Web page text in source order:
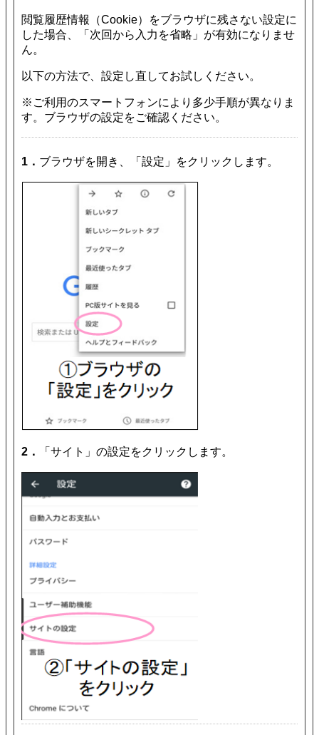
閲覧履歴情報（Cookie）をブラウザに残さない設定に
した場合、「次回から入力を省略」が有効になりませ
ん。
以下の方法で、設定し直してお試しください。
※ご利用のスマートフォンにより多少手順が異なりま
す。ブラウザの設定をご確認ください。
1． ブラウザを開き、「設定」をクリックします。
2． 「サイト」の設定をクリックします。